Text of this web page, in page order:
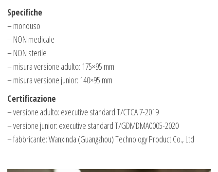
Specifiche
– monouso
– NON medicale
– NON sterile
– misura versione adulto: 175×95 mm
– misura versione junior: 140×95 mm
Certificazione
– versione adulto: executive standard T/CTCA 7-2019
– versione junior: executive standard T/GDMDMA0005-2020
– fabbricante: Wanxinda (Guangzhou) Technology Product Co., Ltd